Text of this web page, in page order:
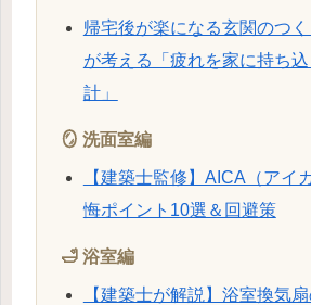
帰宅後が楽になる玄関のつ
が考える「疲れを家に持ち
計」
🪞 洗面室編
【建築士監修】AICA（アイ
悔ポイント10選＆回避策
🛁 浴室編
【建築士が解説】浴室換気